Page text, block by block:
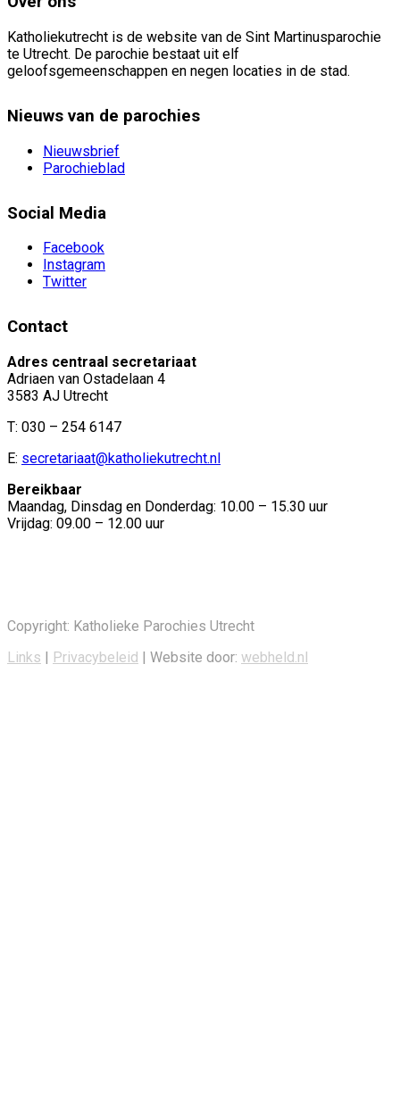
Katholiekutrecht is de website van de Sint Martinusparochie
te Utrecht. De parochie bestaat uit elf
geloofsgemeenschappen en negen locaties in de stad.
Nieuws van de parochies
Nieuwsbrief
Parochieblad
Social Media
Facebook
Instagram
Twitter
Contact
Adres centraal secretariaat
Adriaen van Ostadelaan 4
3583 AJ Utrecht
T: 030 – 254 6147
E: secretariaat@katholiekutrecht.nl
Bereikbaar
Maandag, Dinsdag en Donderdag: 10.00 – 15.30 uur
Vrijdag: 09.00 – 12.00 uur
Copyright: Katholieke Parochies Utrecht
Links | Privacybeleid | Website door: webheld.nl